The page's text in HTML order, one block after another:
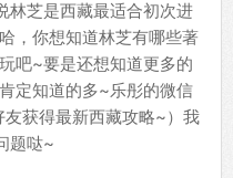
林芝是西藏最适合初次进
，你想知道林芝有哪些著
吧~要是还想知道更多的
定知道的多~乐彤的微信
友获得最新西藏攻略~）我
题哒~